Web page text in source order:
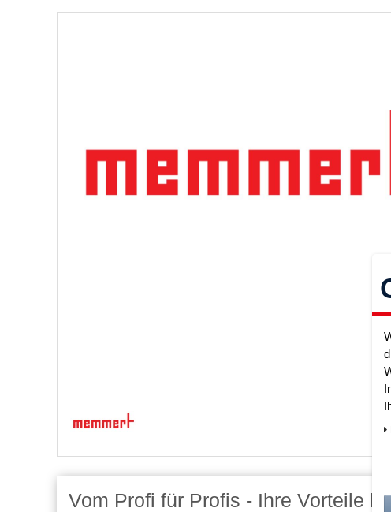
Vom Profi für Profis - Ihre Vorteile